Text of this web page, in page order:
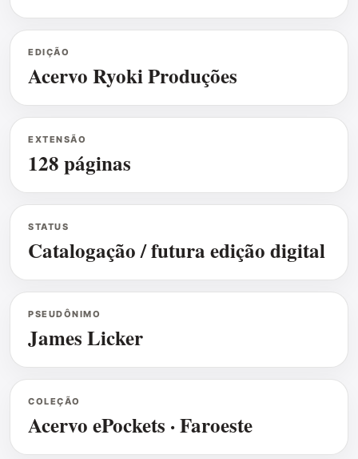
EDIÇÃO
Acervo Ryoki Produções
EXTENSÃO
128 páginas
STATUS
Catalogação / futura edição digital
PSEUDÔNIMO
James Licker
COLEÇÃO
Acervo ePockets · Faroeste